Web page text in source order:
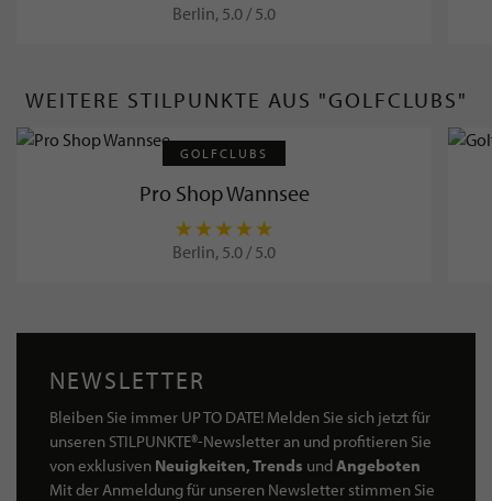
Berlin, 5.0 / 5.0
WEITERE STILPUNKTE AUS "GOLFCLUBS"
GOLFCLUBS
Pro Shop Wannsee
Berlin, 5.0 / 5.0
NEWSLETTER
Bleiben Sie immer UP TO DATE! Melden Sie sich jetzt für
unseren STILPUNKTE®-Newsletter an und profitieren Sie
von exklusiven Neuigkeiten, Trends undAngeboten
Mit der Anmeldung für unseren Newsletter stimmen Sie